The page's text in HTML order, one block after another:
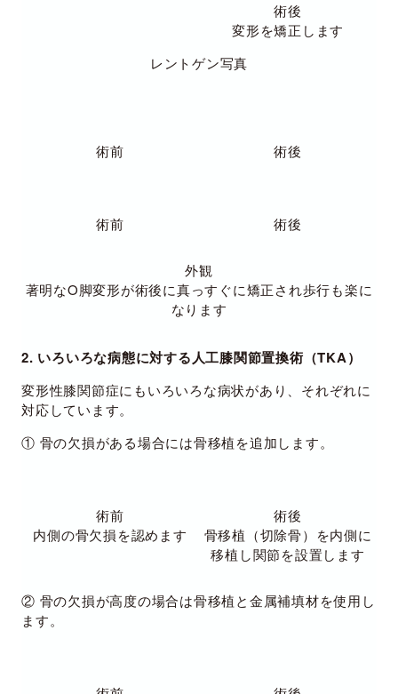
術後
変形を矯正します
レントゲン写真
術前 術後
術前 術後
外観
著明なO脚変形が術後に真っすぐに矯正され歩行も楽に
なります
2. いろいろな病態に対する人工膝関節置換術（TKA）
変形性膝関節症にもいろいろな病状があり、それぞれに
対応しています。
① 骨の欠損がある場合には骨移植を追加します。
術前
内側の骨欠損を認めます
術後
骨移植（切除骨）を内側に
移植し関節を設置します
② 骨の欠損が高度の場合は骨移植と金属補填材を使用し
ます。